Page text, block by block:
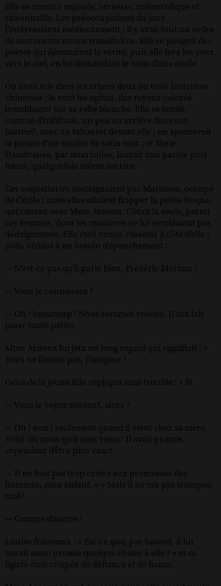
Elle se montra enjouée, sérieuse, mélancolique et
raisonnable. Les préoccupations du jour
l'intéressaient médiocrement ; il y avait tout un ordre
de sentiments moins transitoires. Elle se plaignit des
poètes qui dénaturent la vérité, puis elle leva les yeux
vers le ciel, en lui demandant le nom d'une étoile.
On avait mis dans les arbres deux ou trois lanternes
chinoises ; le vent les agitait, des rayons colorés
tremblaient sur sa robe blanche. Elle se tenait,
comme d'habitude, un peu en arrière dans son
fauteuil, avec un tabouret devant elle ; on apercevait
la pointe d'un soulier de satin noir ; et Mme
Dambreuse, par intervalles, lançait une parole plus
haute, quelquefois même un rire.
Ces coquetteries n'atteignaient pas Martinon, occupé
de Cécile ; mais elles allaient frapper la petite Roque,
qui causait avec Mme Arnoux. C'était la seule, parmi
ces femmes, dont les manières ne lui semblaient pas
dédaigneuses. Elle était venue s'asseoir à côté d'elle ;
puis, cédant à un besoin d'épanchement :
— N'est-ce pas qu'il parle bien, Frédéric Moreau ?
— Vous le connaissez ?
— Oh ! beaucoup ! Nous sommes voisins. Il m'a fait
jouer toute petite.
Mme Arnoux lui jeta un long regard qui signifiait : »
Vous ne l'aimez pas, j'imagine ?
Celui de la jeune fille répliqua sans trouble : « Si
— Vous le voyez souvent, alors ?
— Oh ! non ! seulement quand il vient chez sa mère.
Voilà dix mois qu'il n'est venu ! Il avait promis
cependant d'être plus exact.
— Il ne faut pas trop croire aux promesses des
hommes, mon enfant. » « Mais il ne m'a pas trompée,
moi !
— Comme d'autres !
Louise frissonna : » Est-ce que, par hasard, il lui
aurait aussi promis quelque chose, à elle ? » et sa
figure était crispée de défiance et de haine.